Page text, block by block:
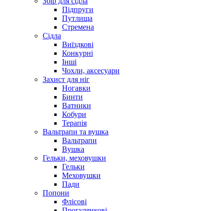
Підпруги
Путлища
Стремена
Сідла
Виїздкові
Конкурні
Інші
Чохли, аксесуари
Захист для ніг
Ногавки
Бинти
Ватники
Кобури
Терапія
Вальтрапи та вушка
Вальтрапи
Вушка
Гельки, меховушки
Гельки
Меховушки
Пади
Попони
Флісові